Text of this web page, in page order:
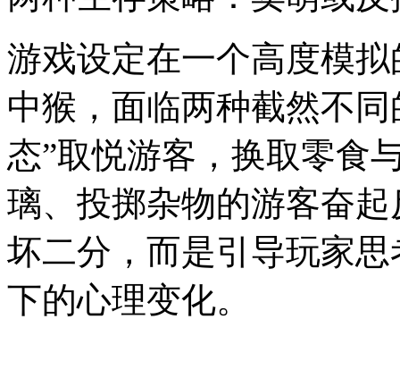
游戏设定在一个高度模
中猴，面临两种截然不
态”取悦游客，换取零食
璃、投掷杂物的游客奋
坏二分，而是引导玩家
下的心理变化。